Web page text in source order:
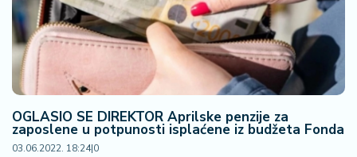
OGLASIO SE DIREKTOR Aprilske penzije za
zaposlene u potpunosti isplaćene iz budžeta Fonda
03.06.2022. 18:24|0